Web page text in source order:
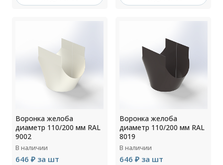
Воронка желоба
диаметр 110/200 мм RAL
9002
В наличии
646 ₽ за шт
Воронка желоба
диаметр 110/200 мм RAL
8019
В наличии
646 ₽ за шт